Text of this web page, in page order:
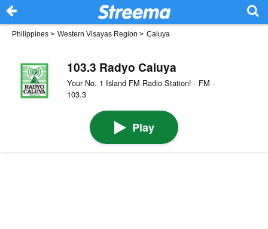
Philippines > Western Visayas Region > Caluya
103.3 Radyo Caluya
Your No. 1 Island FM Radio Station! · FM ·
103.3
Play